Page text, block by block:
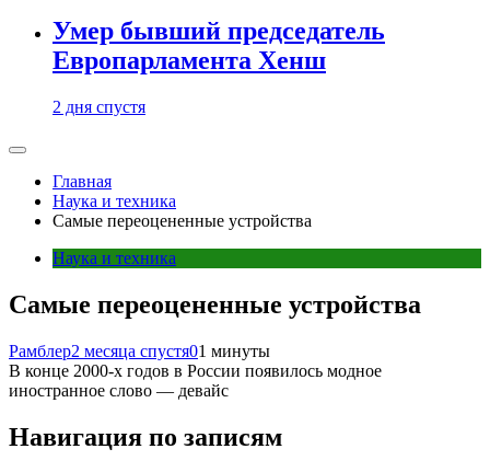
Умер бывший председатель
Европарламента Хенш
2 дня спустя
Главная
Наука и техника
Самые переоцененные устройства
Наука и техника
Самые переоцененные устройства
Рамблер2 месяца спустя01 минуты
В конце 2000-х годов в России появилось модное
иностранное слово — девайс
Навигация по записям